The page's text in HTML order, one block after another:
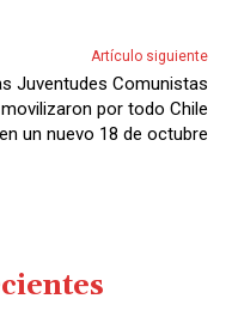
Artículo siguiente
Juventudes Comunistas
por todo Chile
en un nuevo 18 de octubre